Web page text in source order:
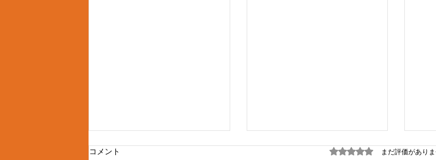
コメント 5つ星のうち0と評価され
まだ評価があり